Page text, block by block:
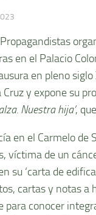
en el Palacio
en pleno
y expone su
Nuestra hija’,
en el Carmelo de
víctima de un
su ‘carta de
cartas y notas
para conocer